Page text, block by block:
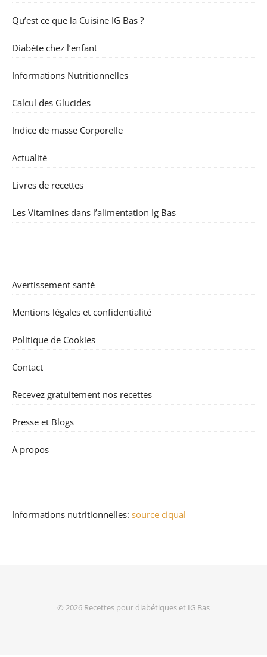
Qu’est ce que la Cuisine IG Bas ?
Diabète chez l’enfant
Informations Nutritionnelles
Calcul des Glucides
Indice de masse Corporelle
Actualité
Livres de recettes
Les Vitamines dans l’alimentation Ig Bas
Avertissement santé
Mentions légales et confidentialité
Politique de Cookies
Contact
Recevez gratuitement nos recettes
Presse et Blogs
A propos
Informations nutritionnelles: source ciqual
© 2026 Recettes pour diabétiques et IG Bas